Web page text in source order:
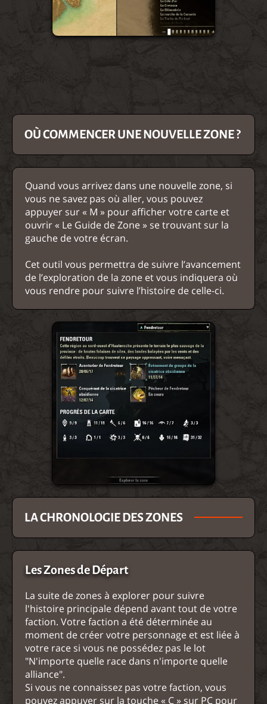
OÙ COMMENCER UNE NOUVELLE ZONE ?
Quand vous arrivez dans une nouvelle zone, si
vous ne savez pas où aller, vous pouvez
appuyer sur « M » pour afficher votre carte et
ouvrir « Le Guide de Zone » se trouvant sur la
gauche de votre écran.
Cet outil vous permettra de suivre l’avancement
de l’exploration de la zone et vous indiquera où
vous rendre pour suivre l’histoire de celle-ci.
LA CHRONOLOGIE DES ZONES
Les Zones de Départ
La suite de zones à explorer pour suivre
l'histoire principale dépend avant tout de votre
faction. Votre faction a été déterminée au
moment de créer votre personnage et est liée à
votre race si vous ne possédez pas le lot
"N'importe quelle race dans n'importe quelle
alliance".
Si vous ne connaissez pas votre faction, vous
pouvez appuyer sur la touche « C » sur PC pour